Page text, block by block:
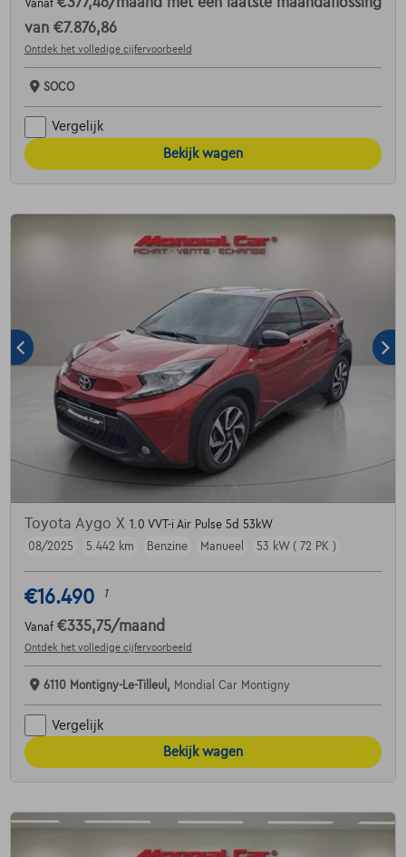
Vanaf
van €7.876,86
Ontdek het volledige cijfervoorbeeld
SOCO
Vergelijk
Bekijk wagen
Toyota Aygo X 1.0 VVT-i Air Pulse 5d 53kW
08/2025
5.442 km Benzine Manueel 53 kW ( 72 PK )
€16.490 1
Vanaf €335,75/maand
Ontdek het volledige cijfervoorbeeld
6110 Montigny-Le-Tilleul, Mondial Car Montigny
Vergelijk
Bekijk wagen